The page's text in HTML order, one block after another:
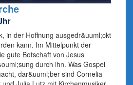
in der Hoffnung ausgedr&uuml;ckt
kann. Im Mittelpunkt der
gute Botschaft von Jesus
durch ihn. Was Gospel
dar&uuml;ber sind Cornelia